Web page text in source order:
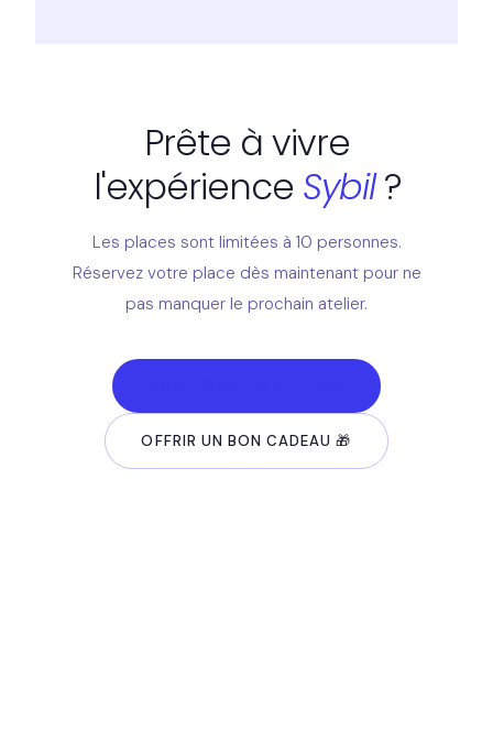
Prête à vivre
l'expérience Sybil?
Les places sont limitées à 10 personnes.
Réservez votre place dès maintenant pour ne
pas manquer le prochain atelier.
OFFRIR UN BON CADEAU 🎁